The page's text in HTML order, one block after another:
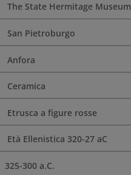
The State Hermitage Museum
San Pietroburgo
Anfora
Ceramica
Etrusca a figure rosse
Età Ellenistica 320-27 aC
325-300 a.C.